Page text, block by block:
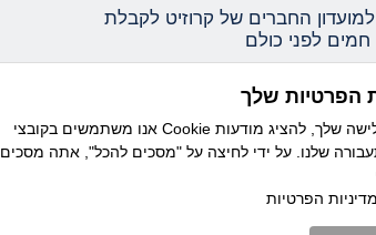
החברים של קרוזיט לקבלת
לפני כולם
ת קבלת עדכונים ומידע שיווקי ממועדון
מבית דיזנהאוז, וידוע לי כי ניתן להסיר את
בכל עת.
הפרטיות שלך
אנו משתמשים בקובצי Cookie כדי לשפר את חוויית הגלישה שלך, להציג מודעות
שלנו. על ידי לחיצה על "מסכים להכל", אתה מסכים
הפרטיות